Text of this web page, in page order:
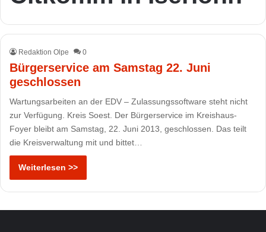
Redaktion Olpe 0
Bürgerservice am Samstag 22. Juni
geschlossen
Wartungsarbeiten an der EDV – Zulassungssoftware steht nicht
zur Verfügung. Kreis Soest. Der Bürgerservice im Kreishaus-
Foyer bleibt am Samstag, 22. Juni 2013, geschlossen. Das teilt
die Kreisverwaltung mit und bittet…
Weiterlesen >>